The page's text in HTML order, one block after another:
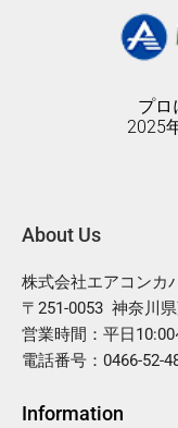
プロ
2025
About Us
株式会社エアコンカ
〒251-0053 神奈川
営業時間：平日
電話番号：0466-52-
Information